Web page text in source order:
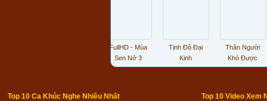
FullHD - Mùa
Sen Nở 3
Tịnh Độ Đại
Kinh
Thân Người
Khó Được
Top 10 Ca Khúc Nghe Nhiều Nhất Top 10 Video Xem